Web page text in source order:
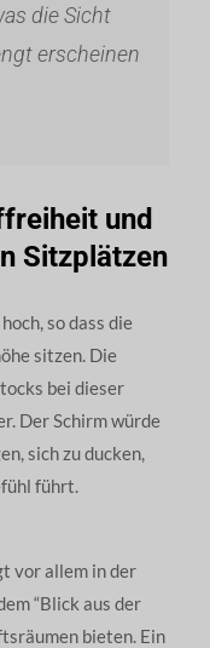
die Sicht
erscheinen
und
Sitzplätzen
so dass die
sitzen. Die
bei dieser
Der Schirm würde
sich zu ducken,
führt.
vor allem in der
“Blick aus der
bieten. Ein